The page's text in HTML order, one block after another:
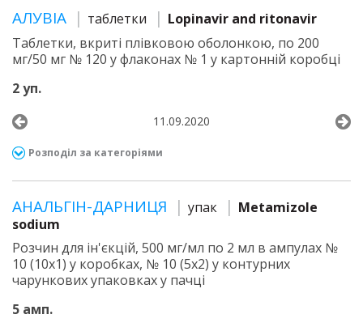
АЛУВІА таблетки
Lopinavir and ritonavir
Таблетки, вкриті плівковою оболонкою, по 200
мг/50 мг № 120 у флаконах № 1 у картонній коробці
2 уп.
11.09.2020
Розподіл за категоріями
АНАЛЬГІН-ДАРНИЦЯ упак
Metamizole
sodium
Розчин для ін'єкцій, 500 мг/мл по 2 мл в ампулах №
10 (10х1) у коробках, № 10 (5х2) у контурних
чарункових упаковках у пачці
5 амп.